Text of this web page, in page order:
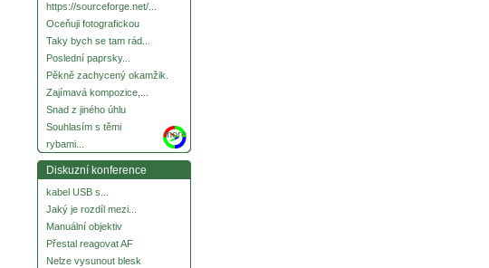
https://sourceforge.net/...
Oceňuji fotografickou
Taky bych se tam rád...
Poslední paprsky...
Pěkně zachycený okamžik.
Zajímavá kompozice,...
Snad z jiného úhlu
Souhlasím s těmi
rybami...
more
Diskuzní konference
kabel USB s...
Jaký je rozdíl mezi...
Manuální objektiv
Přestal reagovat AF
Nelze vysunout blesk